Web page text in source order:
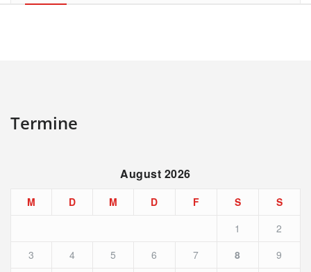
Termine
August 2026
M D M D F S
S
1
2
3
4 5 6 7 8 9